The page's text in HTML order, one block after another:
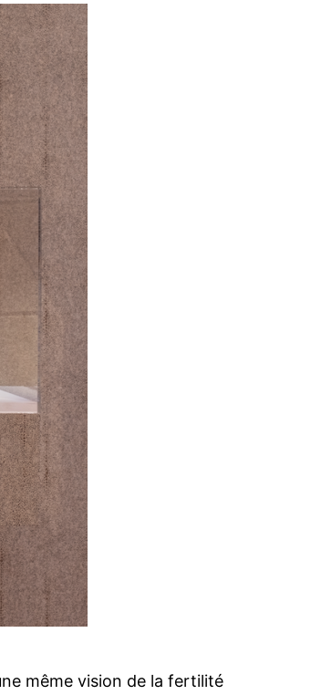
même vision de la fertilité